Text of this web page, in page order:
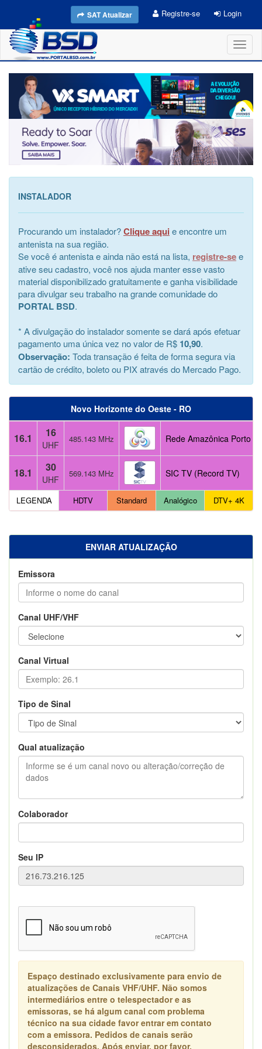
SAT Atualizar Registre-se Login
INSTALADOR
Procurando um instalador?Clique aqui e encontre um
antenista na sua região.
Se você é antenista e ainda não está na lista, registre-see
ative seu cadastro, você nos ajuda manter esse vasto
material disponibilizado gratuitamente e ganha visibilidade
para divulgar seu trabalho na grande comunidade do
PORTAL BSD.
* A divulgação do instalador somente se dará após efetuar
pagamento uma única vez no valor de R$ 10,90.
Observação: Toda transação é feita de forma segura via
cartão de crédito, boleto ou PIX através do Mercado Pago.
Novo Horizonte do Oeste - RO
16.1 16
UHF
485.143 MHz Rede Amazônica Porto
18.1 30
UHF
569.143 MHz SIC TV (Record TV)
LEGENDA HDTV Standard Analógico DTV+ 4K
ENVIAR ATUALIZAÇÃO
Emissora
Canal UHF/VHF
Canal Virtual
Tipo de Sinal
Qual atualização
Colaborador
Seu IP
Espaço destinado exclusivamente para envio de
atualizações de Canais VHF/UHF. Não somos
intermediários entre o telespectador e as
emissoras, se há algum canal com problema
técnico na sua cidade favor entrar em contato
com a emissora. Pedidos de canais serão
desconsiderados. Após enviar, por favor,